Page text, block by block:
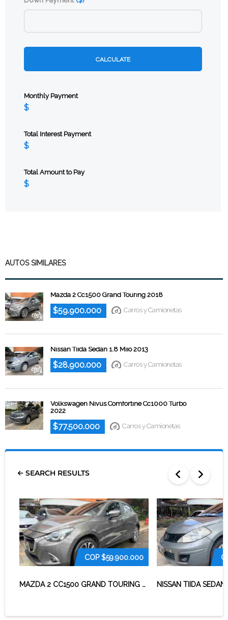
CALCULATE
Monthly Payment
Total Interest Payment
Total Amount to Pay
AUTOS SIMILARES
Mazda 2 Cc1500 Grand Touring 2018
$59.900.000 Carros y Camionetas
Nissan Tiida Sedan 1.8 Miio 2013
$28.900.000 Carros y Camionetas
Volkswagen Nivus Comfortine Cc1000 Turbo
2022
$77.500.000 Carros y Camionetas
SEARCH RESULTS
COP $59.900.000
MAZDA 2 CC1500 GRAND TOURING 2018 NISSAN TIIDA